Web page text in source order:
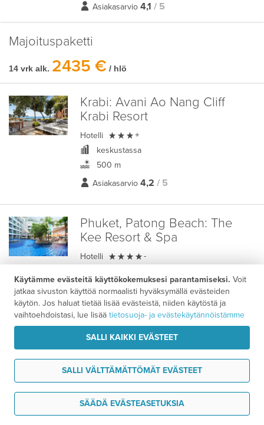
Tarvitsen tukea
Asiakasarvio 4,1 / 5
Majoituspaketti
14 vrk alk. 2435 € / hlö
Krabi: Avani Ao Nang Cliff
Krabi Resort
Hotelli  +
keskustassa
500 m
Asiakasarvio 4,2 / 5
Phuket, Patong Beach: The
Kee Resort & Spa
Hotelli  -
150 m
Asiakasarvio 3,9/ 5
Majoituspaketti
2329 €/ hlö
Krabi:Blue Tara
Hotelli
Käytämme evästeitä käyttökokemuksesi parantamiseksi. Voit
jatkaa sivuston käyttöä normaalisti hyväksymällä evästeiden
käytön. Jos haluat tietää lisää evästeistä, niiden käytöstä ja
vaihtoehdoistasi, lue lisää tietosuoja- ja evästekäytännöistämme
SALLI KAIKKI EVÄSTEET
SALLI VÄLTTÄMÄTTÖMÄT EVÄSTEET
SÄÄDÄ EVÄSTEASETUKSIA